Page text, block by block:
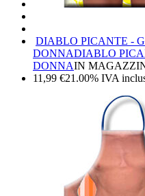
DIABLO PICANTE -
DONNADIABLO
DONNAIN
11,99 €21.00% IVA